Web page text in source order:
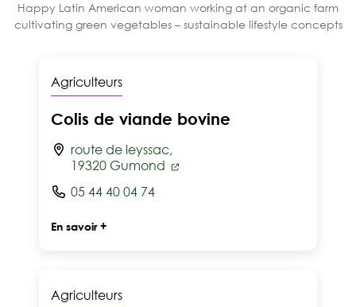
Happy Latin American woman working at an organic farm
cultivating green vegetables – sustainable lifestyle concepts
Agriculteurs
Colis de viande bovine
route de leyssac,
19320 Gumond
05 44 40 04 74
En savoir +
Agriculteurs